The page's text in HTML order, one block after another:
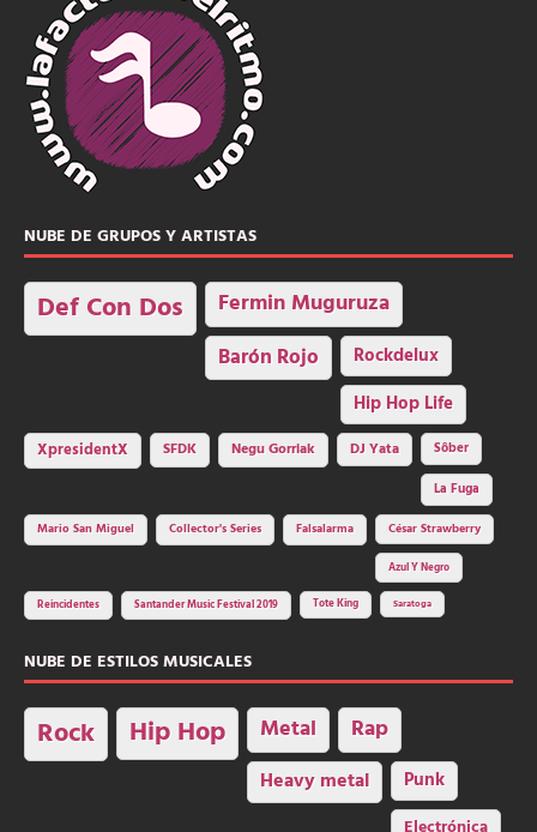
NUBE DE GRUPOS Y ARTISTAS
Def Con Dos Fermin Muguruza
Barón Rojo Rockdelux
Hip Hop Life
XpresidentX SFDK Negu Gorriak DJ Yata
Sôber
La Fuga
Mario San Miguel
Collector's Series Falsalarma César Strawberry
Azul Y Negro
Reincidentes Santander Music Festival 2019 Tote King Saratoga
NUBE DE ESTILOS MUSICALES
Rock Hip Hop Metal Rap
Heavy metal Punk